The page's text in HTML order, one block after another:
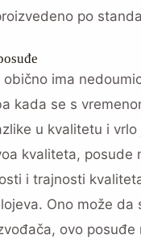
po
obično ima
kada se s
u kvalitetu i
kvaliteta, posude
i trajnosti
Ono može
ovo